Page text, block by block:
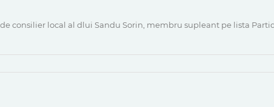
consilier local al dlui Sandu Sorin, membru supleant pe lista